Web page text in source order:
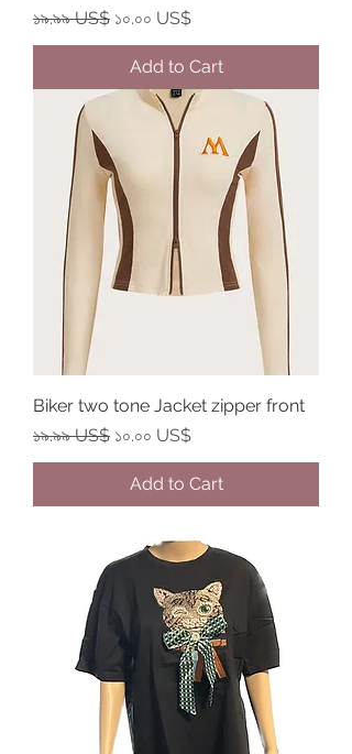
Regular Price
১৯.৯৯ US$ Sale Price
১০.০০ US$
Add to Cart
Biker two tone Jacket zipper front
Regular Price
১৯.৯৯ US$ Sale Price
১০.০০ US$
Add to Cart